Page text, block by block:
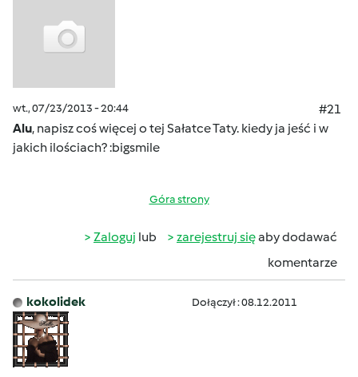
wt., 07/23/2013 - 20:44
#21
Alu, napisz coś więcej o tej Sałatce Taty. kiedy ja jeść i w
jakich ilościach? :bigsmile
Góra strony
Zaloguj lub zarejestruj sięaby dodawać
komentarze
kokolidek Dołączył : 08.12.2011